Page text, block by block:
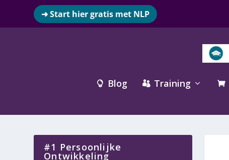
➜ Start hier gratis met NLP
 Blog  Training 
#1 Persoonlijke
Ontwikkeling